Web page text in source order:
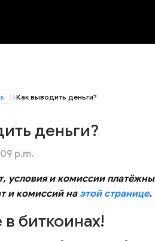
Как выводить деньги?
деньги?
p.m.
условия и комиссии
и комиссий на этой странице.
биткоинах!